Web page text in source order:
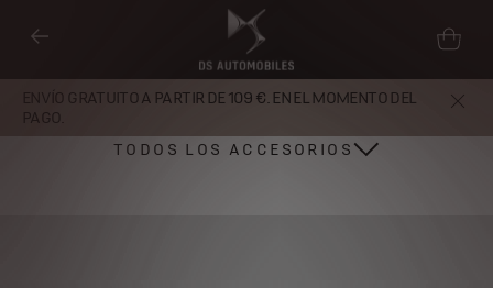
ENVÍO GRATUITO A PARTIR DE 109 €. EN EL MOMENTO DEL
PAGO.
TODOS LOS ACCESORIOS